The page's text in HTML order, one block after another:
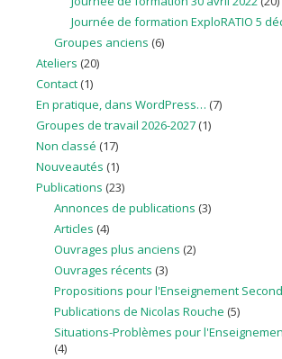
Journée de formation ExploRATIO 5
Groupes anciens (6)
Ateliers (20)
Contact (1)
En pratique, dans WordPress… (7)
Groupes de travail 2026-2027 (1)
Non classé (17)
Nouveautés (1)
Publications (23)
Annonces de publications (3)
Articles (4)
Ouvrages plus anciens (2)
Ouvrages récents (3)
Propositions pour l'Enseignement
Publications de Nicolas Rouche (5)
Situations-Problèmes pour
(4)